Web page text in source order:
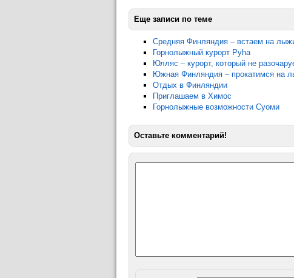
Еще записи по теме
Средняя Финляндия – встаем на
Горнолыжный курорт Pyha
Юлляс – курорт, который не
Южная Финляндия – прокатимся на
Отдых в Финляндии
Приглашаем в Химос
Горнолыжные возможности Суоми
Оставьте комментарий!